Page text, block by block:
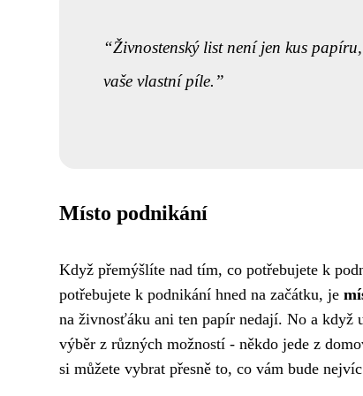
Živnostenský list není jen kus
vaše vlastní píle.
Místo podnikání
Když přemýšlíte nad tím, co potřebujete k
potřebujete k podnikání hned na začátku, je
na živnosťáku ani ten papír nedají. No a když
výběr z různých možností - někdo jede z
si můžete vybrat přesně to, co vám bude